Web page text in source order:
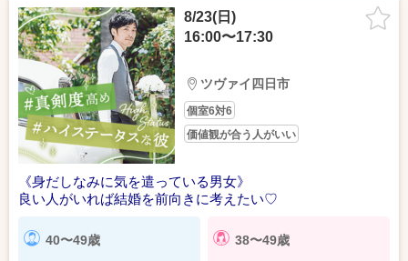
8/23(日)
16:00〜17:30
ツヴァイ四日市
個室6対6
価値観が合う人がいい
《身だしなみに気を遣っている男女》
良い人がいれば結婚を前向きに考えたい♡
40〜49歳 38〜49歳